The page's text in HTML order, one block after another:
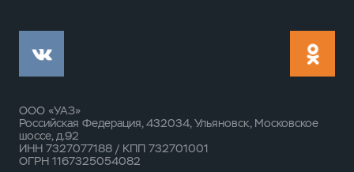
ООО «УАЗ»
Российская Федерация, 432034, Ульяновск, Московское
шоссе, д.92
ИНН 7327077188 / КПП 732701001
ОГРН 1167325054082